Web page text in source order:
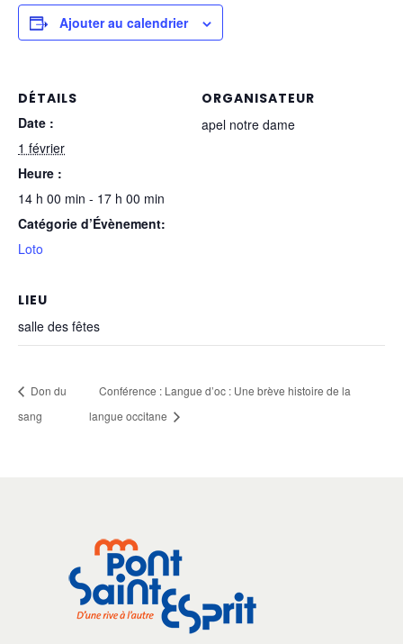
Ajouter au calendrier
DÉTAILS
Date :
1 février
Heure :
14 h 00 min - 17 h 00 min
Catégorie d’Évènement:
Loto
ORGANISATEUR
apel notre dame
LIEU
salle des fêtes
Don du
sang
Conférence : Langue d’oc : Une brève histoire de la
langue occitane